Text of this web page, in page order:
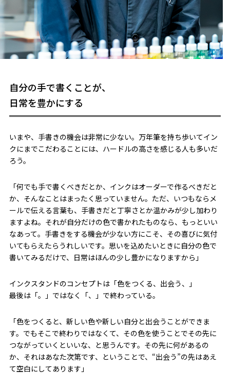
自分の手で書くことが、
日常を豊かにする
いまや、手書きの機会は非常に少ない。万年筆を持ち歩いてイン
クにまでこだわることには、ハードルの高さを感じる人も多いだ
ろう。
「何でも手で書くべきだとか、インクはオーダーで作るべきだと
か、そんなことはまったく思っていません。ただ、いつもならメ
ールで伝える言葉も、手書きだと丁寧さとか温かみが少し加わり
ますよね。それが自分だけの色で書かれたものなら、もっといい
なあって。手書きをする機会が少ない方にこそ、その喜びに気付
いてもらえたらうれしいです。思いを込めたいときに自分の色で
書いてみるだけで、日常はほんの少し豊かになりますから」
インクスタンドのコンセプトは「色をつくる、出会う、」
最後は「。」ではなく「、」で終わっている。
「色をつくると、新しい色や新しい自分と出会うことができま
す。でもそこで終わりではなくて、その色を使うことでその先に
つながっていくといいな、と思うんです。その先に何があるの
か、それはあなた次第です、ということで、“出会う”の先はあえ
て空白にしてあります」